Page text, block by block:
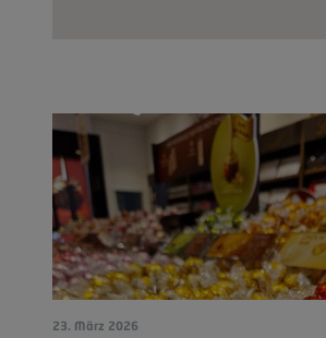
23. März 2026